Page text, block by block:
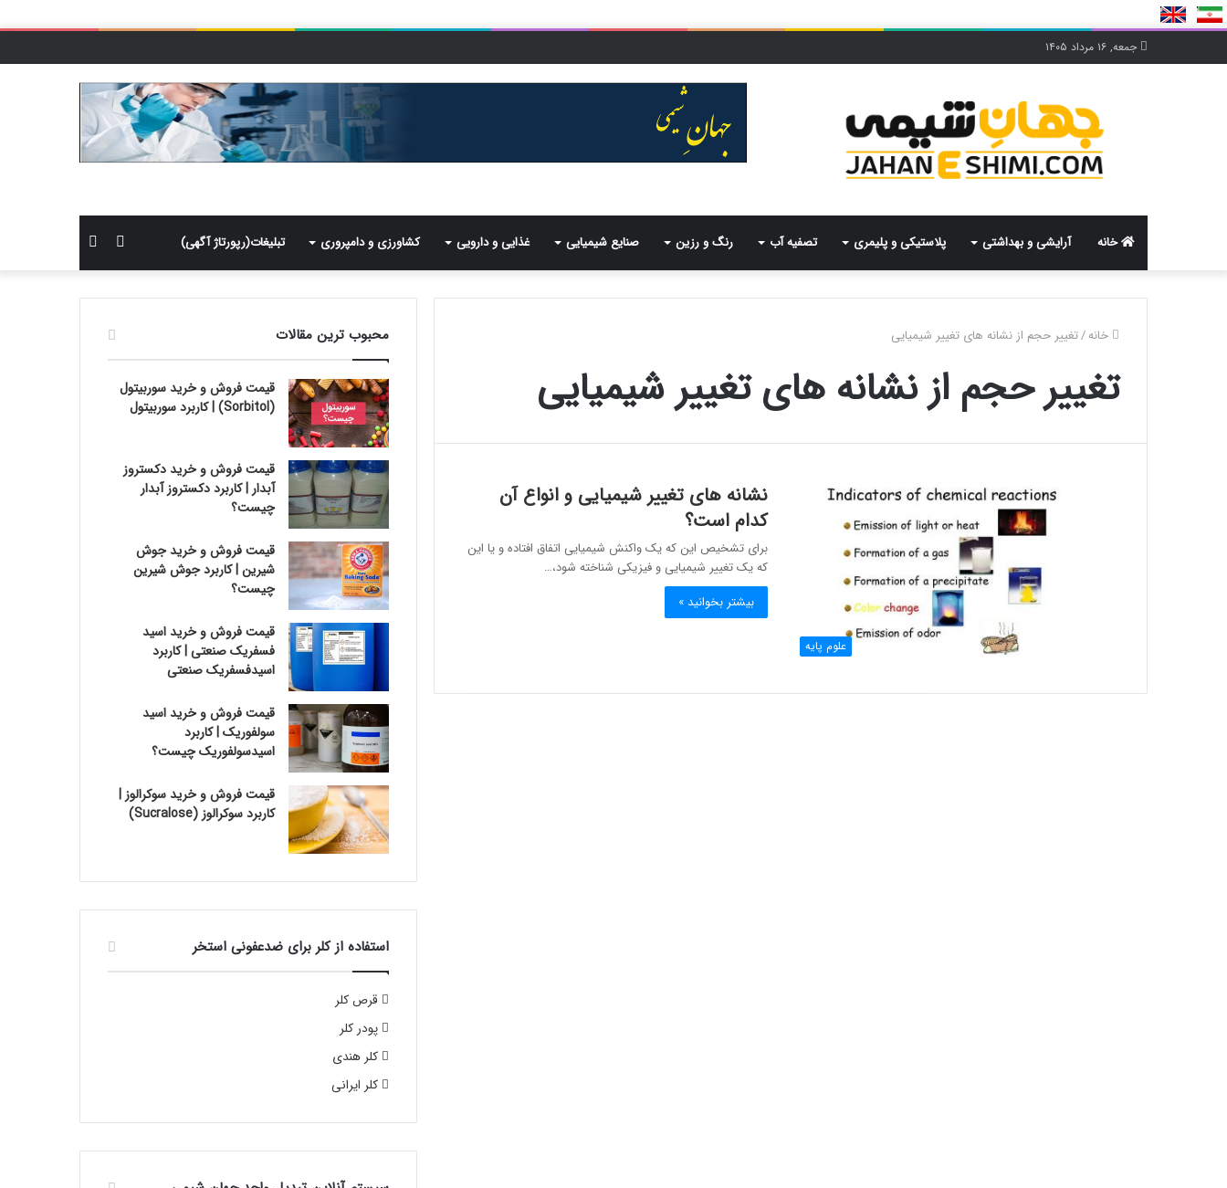
جمعه, ۱۶ مرداد ۱۴۰۵
خانه آرایشی و بهداشتی پلاستیکی و پلیمری تصفیه آب رنگ و رزین صنایع شیمیایی غذایی و دارویی کشاورزی و دامپروری تبلیغات(رپورتاژ آگهی)
برای
سایدبار
خانه/تغییر حجم از نشانه های تغییر شیمیایی
تغییر حجم از نشانه های تغییر شیمیایی
علوم پایه
نشانه های تغییر شیمیایی و انواع آن
کدام است؟
برای تشخیص این که یک واکنش شیمیایی اتفاق افتاده و یا این
که یک تغییر شیمیایی و فیزیکی شناخته شود،…
بیشتر بخوانید »
محبوب ترین مقالات
قیمت فروش و خرید سوربیتول
(Sorbitol) | کاربرد سوربیتول
قیمت فروش و خرید دکستروز
آبدار | کاربرد دکستروز آبدار
چیست؟
قیمت فروش و خرید جوش
شیرین | کاربرد جوش شیرین
چیست؟
قیمت فروش و خرید اسید
فسفریک صنعتی | کاربرد
اسیدفسفریک صنعتی
قیمت فروش و خرید اسید
سولفوریک | کاربرد
اسیدسولفوریک چیست؟
قیمت فروش و خرید سوکرالوز |
کاربرد سوکرالوز (Sucralose)
استفاده از کلر برای ضدعفونی استخر
قرص کلر
پودر کلر
کلر هندی
کلر ایرانی